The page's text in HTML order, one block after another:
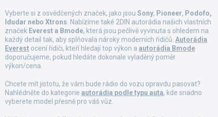
p
i
s
u
Vyberte si z osvědčených značek, jako jsou Sony, Pioneer, Podofo,
Idudar nebo Xtrons. Nabízíme také 2DIN autorádia našich vlastních
značek Everest a Bmode, která jsou pečlivě vyvinuta s ohledem na
každý detail tak, aby splňovala nároky moderních řidičů. Autorádia
Everest ocení řidiči, kteří hledají top výkon a autorádia Bmode
doporučujeme, pokud hledáte dokonale vyladěný poměr
výkon/cena.
Chcete mít jistotu, že vám bude rádio do vozu opravdu pasovat?
Nahlédněte do kategorie autorádia podle typu auta, kde snadno
vyberete model přesně pro váš vůz.